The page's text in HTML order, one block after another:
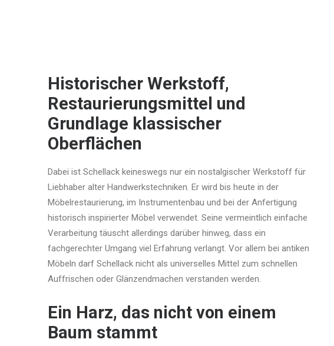
Historischer Werkstoff,
Restaurierungsmittel und
Grundlage klassischer
Oberflächen
Dabei ist Schellack keineswegs nur ein nostalgischer Werkstoff für
Liebhaber alter Handwerkstechniken. Er wird bis heute in der
Möbelrestaurierung, im Instrumentenbau und bei der Anfertigung
historisch inspirierter Möbel verwendet. Seine vermeintlich einfache
Verarbeitung täuscht allerdings darüber hinweg, dass ein
fachgerechter Umgang viel Erfahrung verlangt. Vor allem bei antiken
Möbeln darf Schellack nicht als universelles Mittel zum schnellen
Auffrischen oder Glänzendmachen verstanden werden.
Ein Harz, das nicht von einem
Baum stammt